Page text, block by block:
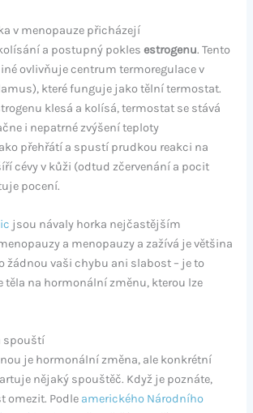
v menopauze přicházejí
a postupný pokles estrogenu. Tento
ovlivňuje centrum termoregulace v
které funguje jako tělní termostat.
klesá a kolísá, termostat se stává
i nepatrné zvýšení teploty
přehřátí a spustí prudkou reakci na
cévy v kůži (odtud zčervenání a pocit
pocení.
jsou návaly horka nejčastějším
a menopauzy a zažívá je většina
žádnou vaši chybu ani slabost – je to
těla na hormonální změnu, kterou lze
spouští
je hormonální změna, ale konkrétní
nějaký spouštěč. Když je poznáte,
omezit. Podle amerického Národního